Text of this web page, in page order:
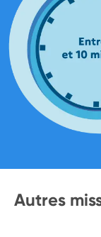
Autres